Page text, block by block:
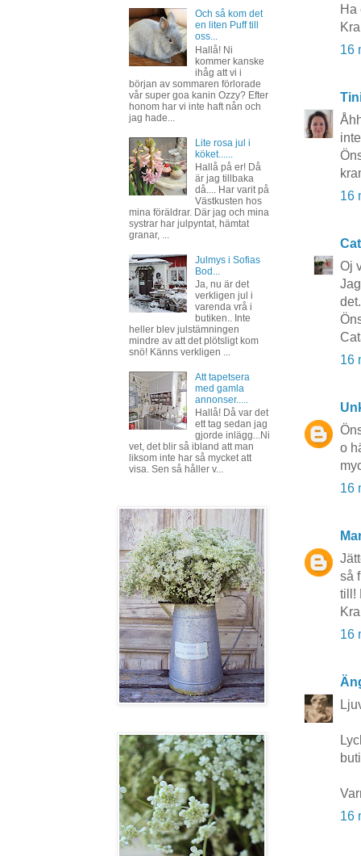
Ha
16
16
Oj
det.
16
o
16
så
till!
16
16
Och så kom det
en liten Puff till
oss...
Hallå! Ni
kommer kanske
ihåg att vi i
början av sommaren förlorade
vår super goa kanin Ozzy? Efter
honom har vi inte haft nån och
jag hade...
Lite rosa jul i
köket......
Hallå på er! Då
är jag tillbaka
då.... Har varit på
Västkusten hos
mina föräldrar. Där jag och mina
systrar har julpyntat, hämtat
granar, ...
Julmys i Sofias
Bod...
Ja, nu är det
verkligen jul i
varenda vrå i
butiken.. Inte
heller blev julstämningen
mindre av att det plötsligt kom
snö! Känns verkligen ...
Att tapetsera
med gamla
annonser.....
Hallå! Då var det
ett tag sedan jag
gjorde inlägg...Ni
vet, det blir så ibland att man
liksom inte har så mycket att
visa. Sen så håller v...